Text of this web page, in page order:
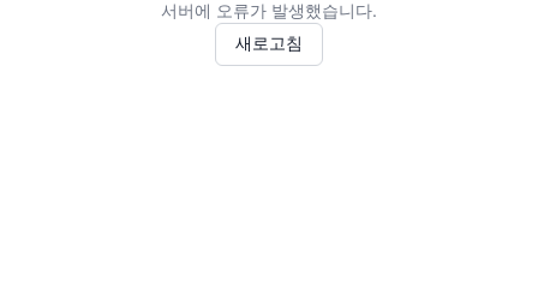
서버에 오류가 발생했습니다.
새로고침